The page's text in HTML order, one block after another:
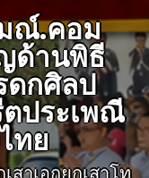
ณ์.คอม
ด้านพิธี
กศิลป
ประเพณี
ทย
าเอกยกเสาโท